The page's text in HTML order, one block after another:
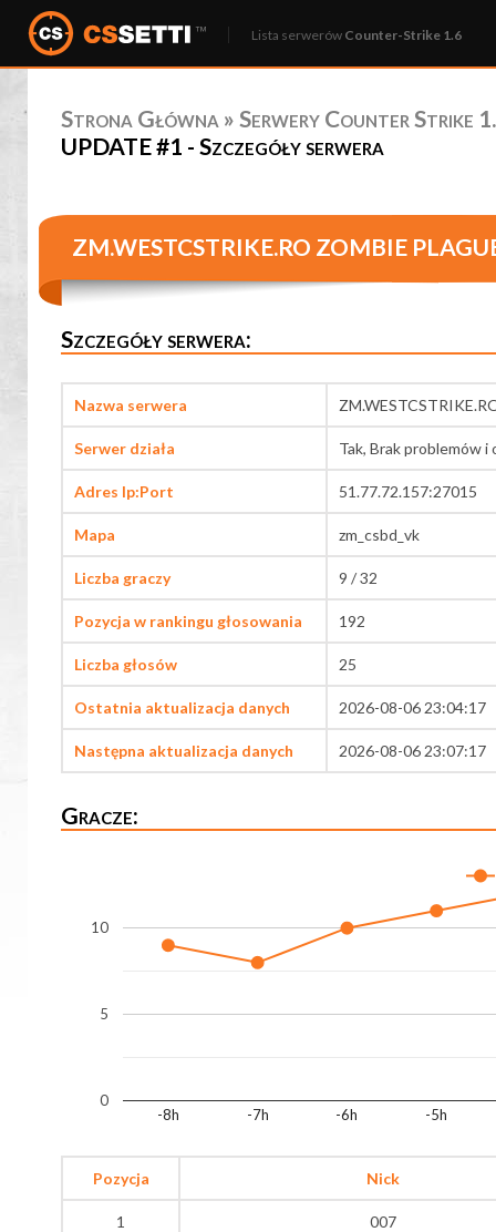
Lista serwerów Counter-Strike 1.6
Strona Główna » Serwery Counter Strike
UPDATE #1 - Szczegóły serwera
ZM.WESTCSTRIKE.RO ZOMBIE
Szczegóły serwera:
Nazwa serwera
Serwer działa Tak, Brak problemów i
Adres Ip:Port 51.77.72.157:27015
Mapa zm_csbd_vk
Liczba graczy 9 / 32
Pozycja w rankingu głosowania 192
Liczba głosów 25
Ostatnia aktualizacja danych 2026-08-06 23:04:17
Następna aktualizacja danych 2026-08-06 23:07:17
Gracze:
-8h -7h -6h -5h
0
5
10
Pozycja Nick
1 007